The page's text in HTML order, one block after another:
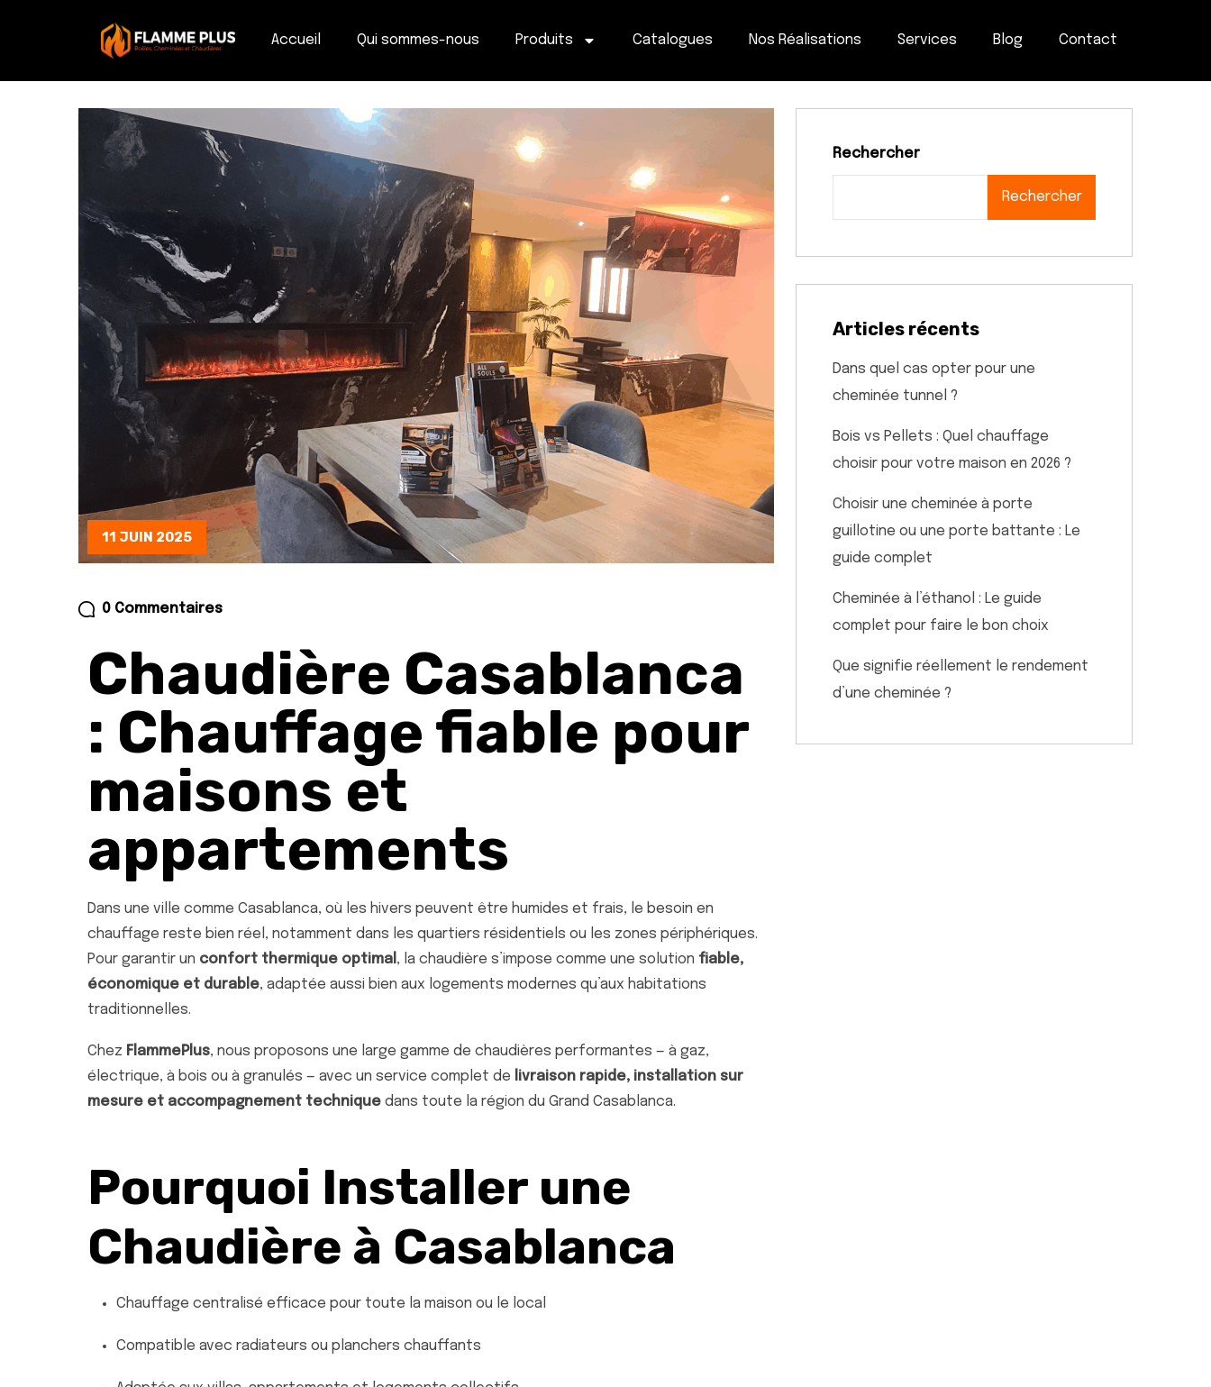
Accueil Qui sommes-nous Produits Catalogues Nos Réalisations Services Blog Contact
11 JUIN 2025
0 Commentaires
Chaudière Casablanca
: Chauffage fiable pour
maisons et
appartements
Dans une ville comme Casablanca, où les hivers peuvent être humides et frais, le besoin en
chauffage reste bien réel, notamment dans les quartiers résidentiels ou les zones périphériques.
Pour garantir un confort thermique optimal, la chaudière s’impose comme une solution fiable,
économique et durable, adaptée aussi bien aux logements modernes qu’aux habitations
traditionnelles.
Chez FlammePlus, nous proposons une large gamme de chaudières performantes — à gaz,
électrique, à bois ou à granulés — avec un service complet de livraison rapide, installation sur
mesure et accompagnement technique dans toute la région du Grand Casablanca.
Pourquoi Installer une
Chaudière à Casablanca
Chauffage centralisé efficace pour toute la maison ou le local
Compatible avec radiateurs ou planchers chauffants
Rechercher
Rechercher
Articles récents
Dans quel cas opter pour une
cheminée tunnel ?
Bois vs Pellets : Quel chauffage
choisir pour votre maison en 2026 ?
Choisir une cheminée à porte
guillotine ou une porte battante : Le
guide complet
Cheminée à l’éthanol : Le guide
complet pour faire le bon choix
Que signifie réellement le rendement
d’une cheminée ?